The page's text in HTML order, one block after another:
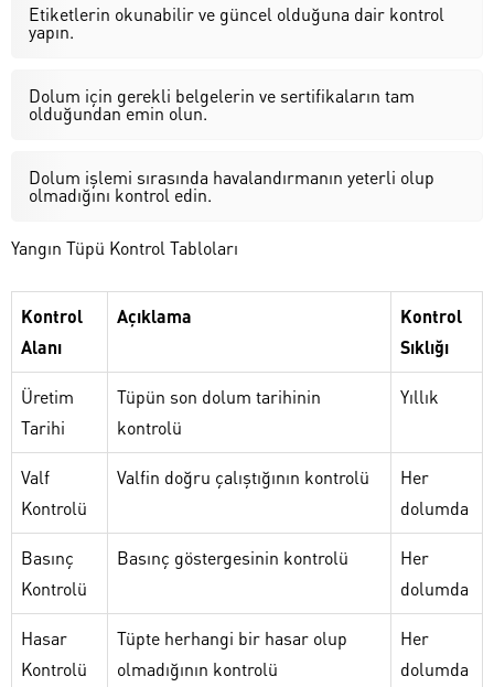
Etiketlerin okunabilir ve güncel olduğuna dair kontrol
yapın.
Dolum için gerekli belgelerin ve sertifikaların tam
olduğundan emin olun.
Dolum işlemi sırasında havalandırmanın yeterli olup
olmadığını kontrol edin.
Yangın Tüpü Kontrol Tabloları
Kontrol
Alanı
Açıklama
Kontrol
Sıklığı
Üretim
Tarihi
Tüpün son dolum tarihinin
kontrolü
Yıllık
Valf
Kontrolü
Valfin doğru çalıştığının kontrolü
Her
dolumda
Basınç
Kontrolü
Basınç göstergesinin kontrolü
Her
dolumda
Hasar
Kontrolü
Tüpte herhangi bir hasar olup
olmadığının kontrolü
Her
dolumda